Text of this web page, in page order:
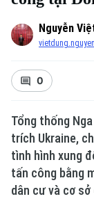
Nguyễn
0
Tổng thống
trích Ukraine,
tình hình xung
tấn công bằng
dân cư và cơ